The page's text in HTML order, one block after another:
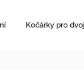
Kočárky pro